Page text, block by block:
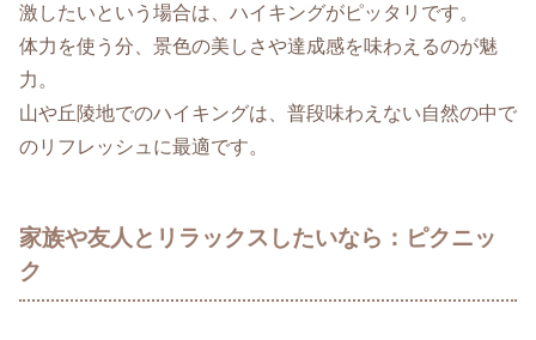
激したいという場合は、ハイキングがピッタリです。
体力を使う分、景色の美しさや達成感を味わえるのが魅
力。
山や丘陵地でのハイキングは、普段味わえない自然の中で
のリフレッシュに最適です。
家族や友人とリラックスしたいなら：ピクニッ
ク